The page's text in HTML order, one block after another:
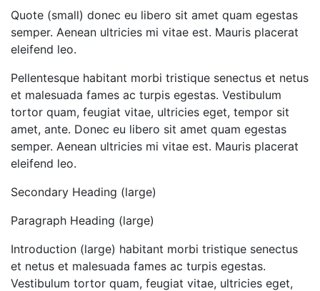
Quote (small) donec eu libero sit amet quam egestas
semper. Aenean ultricies mi vitae est. Mauris placerat
eleifend leo.
Pellentesque habitant morbi tristique senectus et netus
et malesuada fames ac turpis egestas. Vestibulum
tortor quam, feugiat vitae, ultricies eget, tempor sit
amet, ante. Donec eu libero sit amet quam egestas
semper. Aenean ultricies mi vitae est. Mauris placerat
eleifend leo.
Secondary Heading (large)
Paragraph Heading (large)
Introduction (large) habitant morbi tristique senectus
et netus et malesuada fames ac turpis egestas.
Vestibulum tortor quam, feugiat vitae, ultricies eget,